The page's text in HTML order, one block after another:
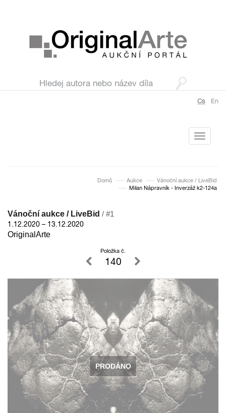
Cs En
Toggle
Domů Aukce
Vánoční aukce / LiveBid
Milan Nápravník - Inverzáž k2-124a
Vánoční aukce / LiveBid / #1
1.12.2020 – 13.12.2020
OriginalArte
Položka č.
140
PRODÁNO